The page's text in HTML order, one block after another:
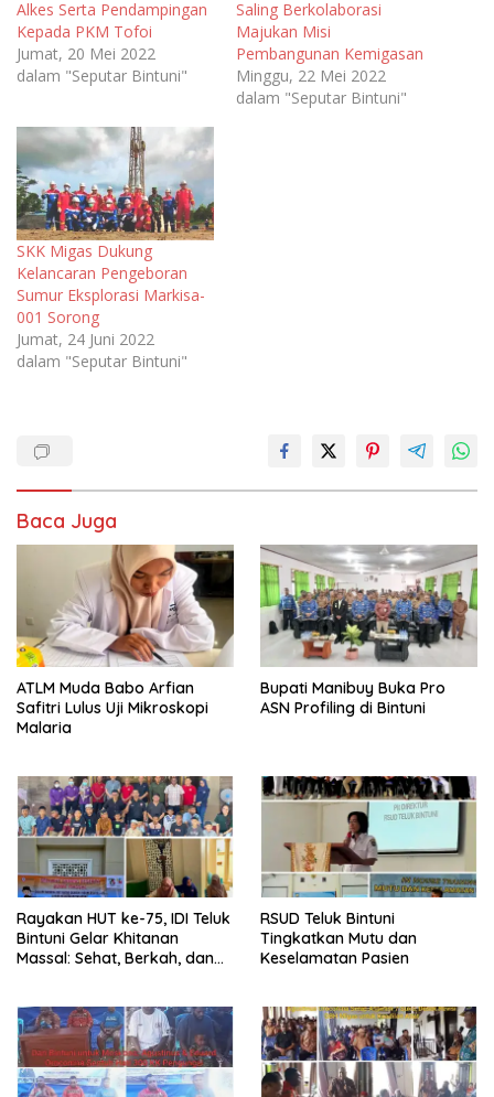
Alkes Serta Pendampingan
Kepada PKM Tofoi
Jumat, 20 Mei 2022
dalam "Seputar Bintuni"
Saling Berkolaborasi
Majukan Misi
Pembangunan Kemigasan
Minggu, 22 Mei 2022
dalam "Seputar Bintuni"
SKK Migas Dukung
Kelancaran Pengeboran
Sumur Eksplorasi Markisa-
001 Sorong
Jumat, 24 Juni 2022
dalam "Seputar Bintuni"
Baca Juga
ATLM Muda Babo Arfian
Safitri Lulus Uji Mikroskopi
Malaria
Bupati Manibuy Buka Pro
ASN Profiling di Bintuni
Rayakan HUT ke-75, IDI Teluk
Bintuni Gelar Khitanan
Massal: Sehat, Berkah, dan
RSUD Teluk Bintuni
Tingkatkan Mutu dan
Keselamatan Pasien